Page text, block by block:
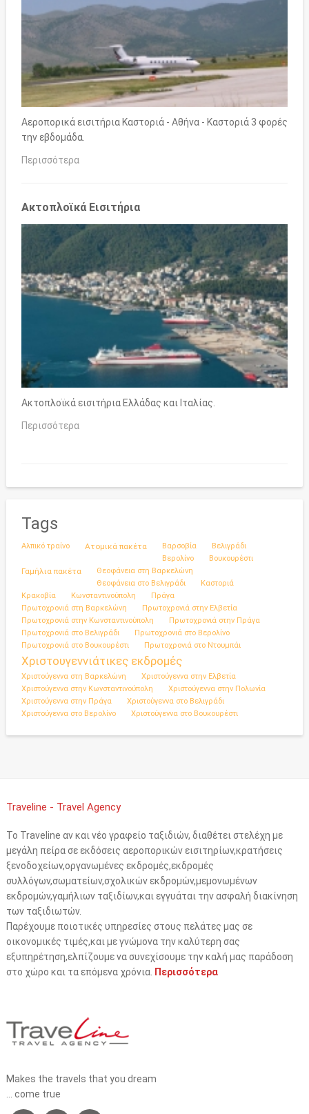
Αεροπορικά εισιτήρια Καστοριά - Αθήνα - Καστοριά 3 φορές
την εβδομάδα.
Περισσότερα
Ακτοπλοϊκά Εισιτήρια
Ακτοπλοϊκά εισιτήρια Ελλάδας και Ιταλίας.
Περισσότερα
Tags
Αλπικό τραίνο Ατομικά πακέτα Βαρσοβία
Βελιγράδι
Βερολίνο
Βουκουρέστι
Γαμήλια πακέτα
Θεοφάνεια στη Βαρκελώνη
Θεοφάνεια στο Βελιγράδι
Καστοριά
Κρακοβία
Κωνσταντινούπολη
Πράγα
Πρωτοχρονιά στη Βαρκελώνη
Πρωτοχρονιά στην Ελβετία
Πρωτοχρονιά στην Κωνσταντινούπολη
Πρωτοχρονιά στην Πράγα
Πρωτοχρονιά στο Βελιγράδι
Πρωτοχρονιά στο Βερολίνο
Πρωτοχρονιά στο Βουκουρέστι
Πρωτοχρονιά στο Ντουμπάι
Χριστουγεννιάτικες εκδρομές
Χριστούγεννα στη Βαρκελώνη
Χριστούγεννα στην Ελβετία
Χριστούγεννα στην Κωνσταντινούπολη
Χριστούγεννα στην Πολωνία
Χριστούγεννα στην Πράγα
Χριστούγεννα στο Βελιγράδι
Χριστούγεννα στο Βερολίνο
Χριστούγεννα στο Βουκουρέστι
Traveline - Travel Agency
Το Traveline αν και νέο γραφείο ταξιδιών, διαθέτει στελέχη με
μεγάλη πείρα σε εκδόσεις αεροπορικών εισιτηρίων,κρατήσεις
ξενοδοχείων,οργανωμένες εκδρομές,εκδρομές
συλλόγων,σωματείων,σχολικών εκδρομών,μεμονωμένων
εκδρομών,γαμήλιων ταξιδίων,και εγγυάται την ασφαλή διακίνηση
των ταξιδιωτών.
Παρέχουμε ποιοτικές υπηρεσίες στους πελάτες μας σε
οικονομικές τιμές,και με γνώμονα την καλύτερη σας
εξυπηρέτηση,ελπίζουμε να συνεχίσουμε την καλή μας παράδοση
στο χώρο και τα επόμενα χρόνια. Περισσότερα
Makes the travels that you dream
... come true